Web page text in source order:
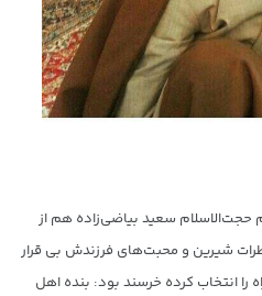
حجت‌الاسلام سعید بیاضی‌زاده هم از
شیرین و محبت‌های فرزندش بی قرار
را انتخاب کرده خرسند بود: بنده اهل